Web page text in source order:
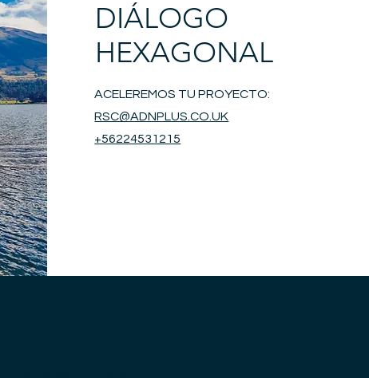
DIÁLOGO
HEXAGONAL
ACELEREMOS TU PROYECTO:
RSC@ADNPLUS.CO.UK
+56224531215